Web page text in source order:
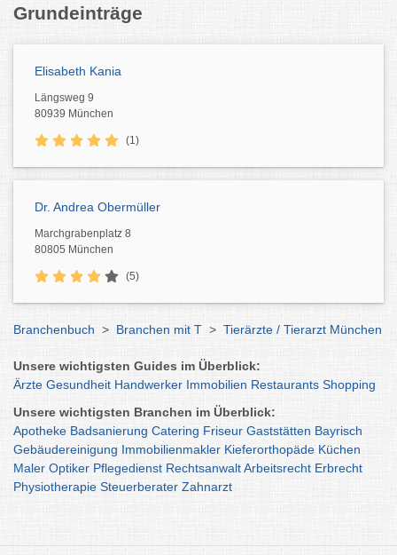
Grundeinträge
Elisabeth Kania
Längsweg 9
80939 München
(1)
Dr. Andrea Obermüller
Marchgrabenplatz 8
80805 München
(5)
Branchenbuch > Branchen mit T > Tierärzte / Tierarzt München
Unsere wichtigsten Guides im Überblick:
Ärzte Gesundheit Handwerker Immobilien Restaurants Shopping
Unsere wichtigsten Branchen im Überblick:
Apotheke Badsanierung Catering Friseur Gaststätten Bayrisch
Gebäudereinigung Immobilienmakler Kieferorthopäde Küchen
Maler Optiker Pflegedienst RechtsanwaltArbeitsrecht Erbrecht
Physiotherapie Steuerberater Zahnarzt